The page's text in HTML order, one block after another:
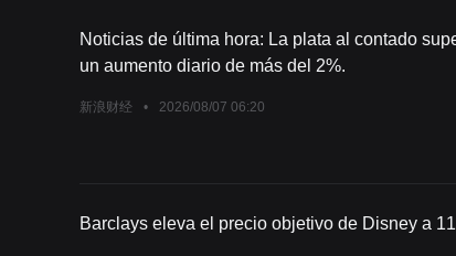
Noticias de última hora: La plata al contado
un aumento diario de más del 2%.
新浪财经 • 2026/08/07 06:20
Barclays eleva el precio objetivo de Disney a